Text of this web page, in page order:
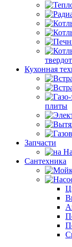
Кухонная
плиты
Запчасти
Сантехника